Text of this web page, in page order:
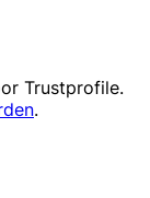
Trustprofile.
.